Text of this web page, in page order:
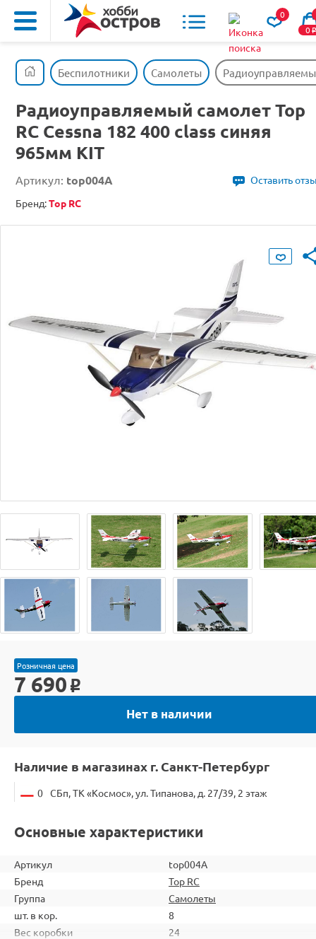
0
0o
Беспилотники Самолеты
Радиоуправляемый самолет Top
RC Cessna 182 400 class синяя
965мм KIT
Артикул: top004A
Оставить
Бренд:Top RC
Розничная цена
7 690 o
Нет в наличии
Наличие в магазинах г. Санкт-Петербург
0 СБп, ТК «Космос», ул. Типанова, д. 27/39, 2 этаж
Основные характеристики
Артикул
top004A
Бренд
Top RC
Группа
Самолеты
шт. в кор.
8
Вес коробки
24